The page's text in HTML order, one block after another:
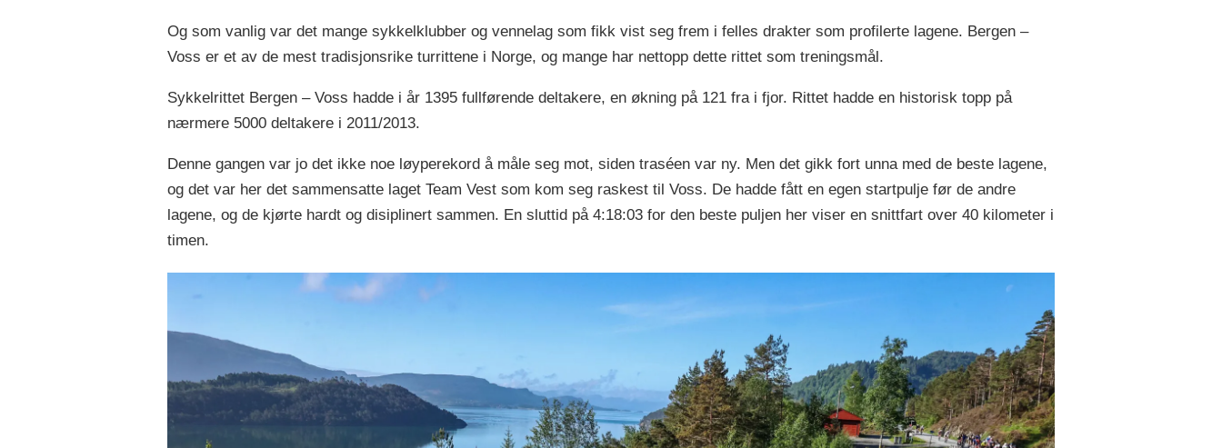
Og som vanlig var det mange sykkelklubber og vennelag som fikk vist seg frem i felles drakter som profilerte lagene. Bergen –
Voss er et av de mest tradisjonsrike turrittene i Norge, og mange har nettopp dette rittet som treningsmål.
Sykkelrittet Bergen – Voss hadde i år 1395 fullførende deltakere, en økning på 121 fra i fjor. Rittet hadde en historisk topp på
nærmere 5000 deltakere i 2011/2013.
Denne gangen var jo det ikke noe løyperekord å måle seg mot, siden traséen var ny. Men det gikk fort unna med de beste lagene,
og det var her det sammensatte laget Team Vest som kom seg raskest til Voss. De hadde fått en egen startpulje før de andre
lagene, og de kjørte hardt og disiplinert sammen. En sluttid på 4:18:03 for den beste puljen her viser en snittfart over 40 kilometer i
timen.